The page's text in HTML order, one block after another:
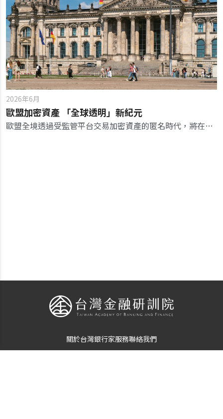
2026年6月
歐盟加密資產 「全球透明」新紀元
歐盟全境透過受監管平台交易加密資產的匿名時代，將在一年多後實質終結，台灣應盡速加強國際租稅合作，以避免被邊緣化。
關於台灣銀行家服務聯絡我們